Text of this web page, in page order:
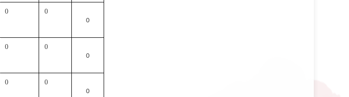
0
0
0
0
0
0
0
0
0